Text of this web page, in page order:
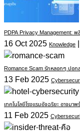
PDPA Privacy Management: พ
16 Oct 2025 Knowledge |
Romance Scam รักหลอกๆ ปอก
13 Feb 2025
เทคโนโลยีโรงแรมอัจฉริยะ อาจมา
11 Feb 2025